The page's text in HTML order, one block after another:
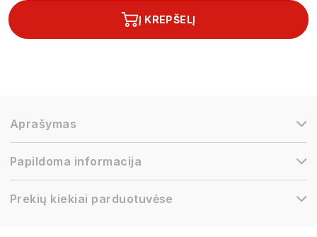
Į KREPŠELĮ
Aprašymas
Papildoma informacija
Prekių kiekiai parduotuvėse